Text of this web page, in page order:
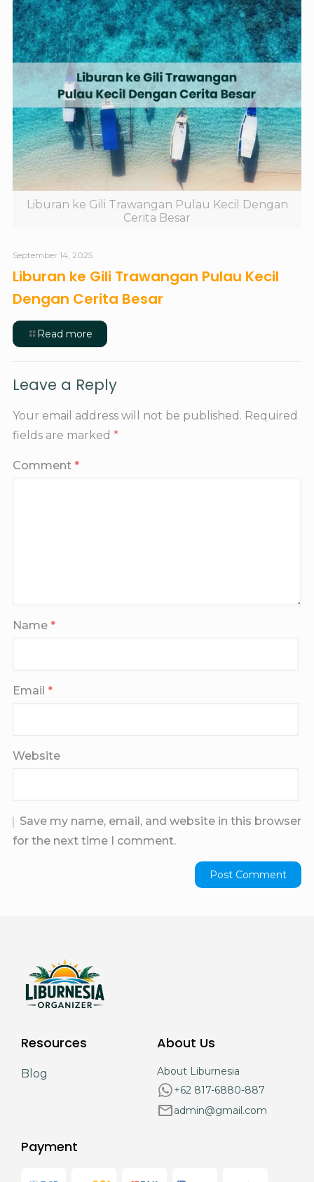
Liburan ke Gili Trawangan Pulau Kecil Dengan
Cerita Besar
September 14, 2025
Liburan ke Gili Trawangan Pulau Kecil
Dengan Cerita Besar
Read more
Leave a Reply
Your email address will not be published. Required
fields are marked *
Comment *
Name *
Email *
Website
Save my name, email, and website in this browser
for the next time I comment.
Resources
Blog
About Us
About Liburnesia
+62 817-6880-887
admin@gmail.com
Payment